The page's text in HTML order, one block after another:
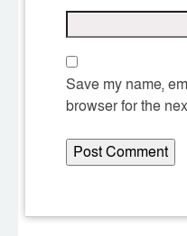
Save my name,
browser for the